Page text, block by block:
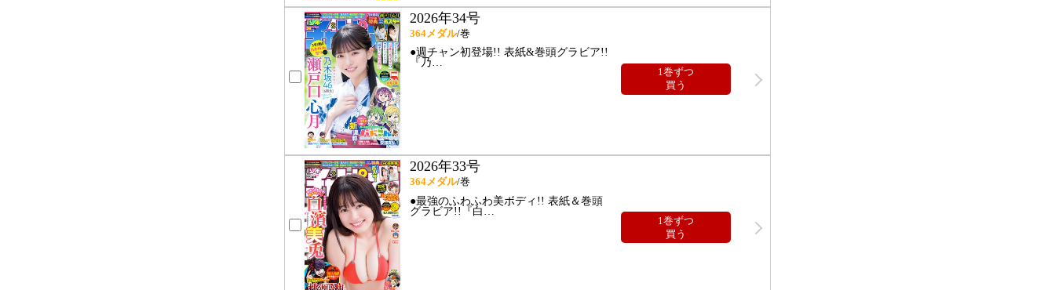
2026年34号
364メダル/巻
●週チャン初登場!! 表紙&巻頭グラビア!!
『乃
1巻ずつ
買う
2026年33号
364メダル/巻
●最強のふわふわ美ボディ!! 表紙＆巻頭
グラビア!!『白
1巻ずつ
買う